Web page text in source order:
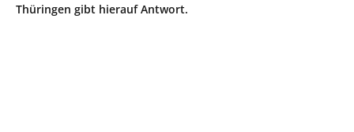
Thüringen gibt hierauf Antwort.